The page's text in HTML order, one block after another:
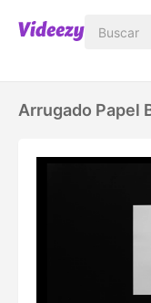
Arrugado Papel